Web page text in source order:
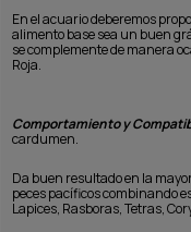
En el acuario deberemos
alimento base sea un buen
se complemente de manera
Roja.
Comportamiento y
cardumen.
Da buen resultado en la
peces pacíficos combinando
Lapices, Rasboras, Tetras,